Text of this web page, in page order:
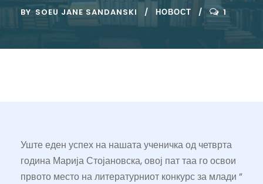
BY SOEU JANE SANDANSKI НОВОСТ 1
Уште еден успех на нашата ученичка од четврта
година Марија Стојановска, овој пат таа го освои
првото место на литературниот конкурс за млади ”